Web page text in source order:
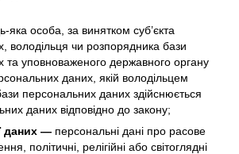
яка особа, за винятком суб’єкта
володільця чи розпорядника бази
та уповноваженого державного органу
даних, якій володільцем
персональних даних здійснюється
даних відповідно до закону;
даних — персональні дані про расове
політичні, релігійні або світоглядні